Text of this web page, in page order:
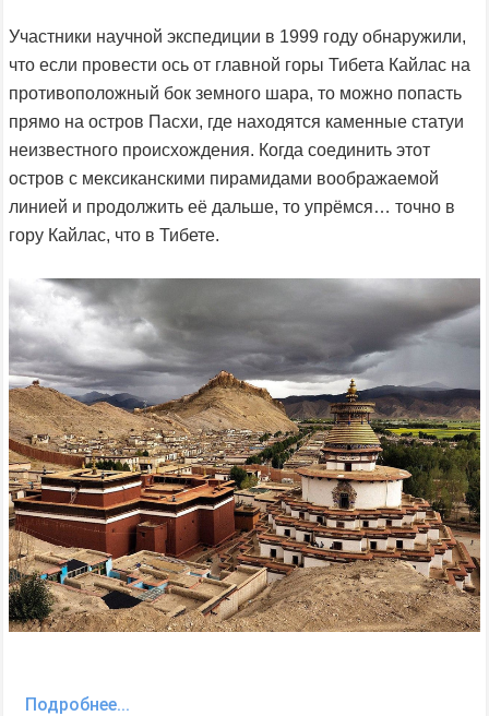
Участники научной экспедиции в 1999 году обнаружили,
что если провести ось от главной горы Тибета Кайлас на
противоположный бок земного шара, то можно попасть
прямо на остров Пасхи, где находятся каменные статуи
неизвестного происхождения. Когда соединить этот
остров с мексиканскими пирамидами воображаемой
линией и продолжить её дальше, то упрёмся… точно в
гору Кайлас, что в Тибете.
Подробнее...